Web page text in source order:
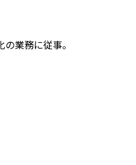
業務に従事。